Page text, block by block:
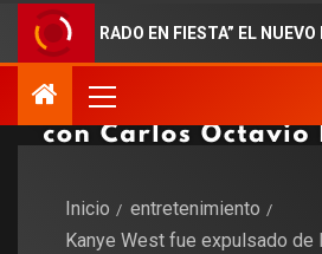
EN FIESTA” EL NUEVO
Inicio
entretenimiento
Kanye West fue expulsado de